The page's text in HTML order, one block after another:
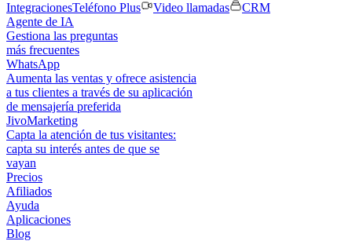
IntegracionesTeléfono Plus Video llamadas
CRM
Agente de IA
Gestiona las preguntas
más frecuentes
WhatsApp
Aumenta las ventas y ofrece asistencia
a tus clientes a través de su aplicación
de mensajería preferida
JivoMarketing
Capta la atención de tus visitantes:
capta su interés antes de que se
vayan
Precios
Afiliados
Ayuda
Aplicaciones
Blog